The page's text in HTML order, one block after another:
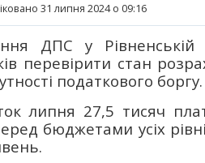
31 липня 2024 о 09:16
ДПС у Рівненській
перевірити стан
податкового боргу.
липня 27,5 тисяч
бюджетами усіх